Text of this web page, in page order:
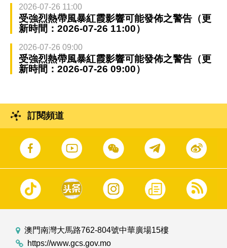
2026-07-26 11:00
受強烈熱帶風暴紅霞影響可能發佈之警告（更
新時間：2026-07-26 11:00）
2026-07-26 09:00
受強烈熱帶風暴紅霞影響可能發佈之警告（更
新時間：2026-07-26 09:00）
訂閱頻道
澳門南灣大馬路762-804號中華廣場15樓
https://www.gcs.gov.mo